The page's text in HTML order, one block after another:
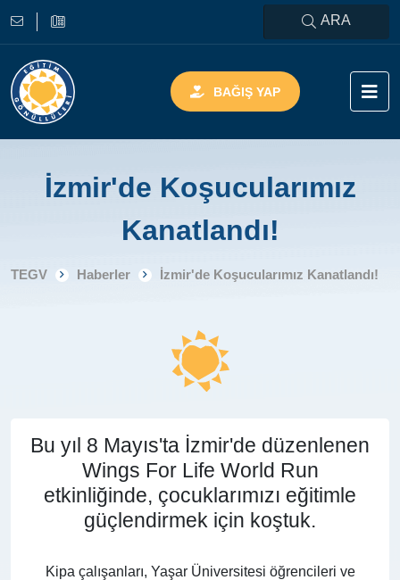
ARA
BAĞIŞ YAP
İzmir'de Koşucularımız
Kanatlandı!
TEGV Haberler İzmir'de Koşucularımız Kanatlandı!
Bu yıl 8 Mayıs'ta İzmir'de düzenlenen
Wings For Life World Run
etkinliğinde, çocuklarımızı eğitimle
güçlendirmek için koştuk.
Kipa çalışanları, Yaşar Üniversitesi öğrencileri ve